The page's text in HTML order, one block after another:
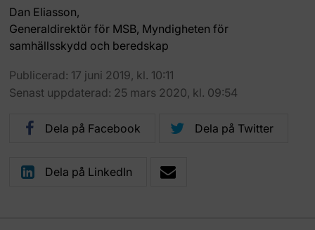
Dan Eliasson,
Generaldirektör för MSB, Myndigheten för
samhällsskydd och beredskap
Publicerad: 17 juni 2019, kl. 10:11
Senast uppdaterad: 25 mars 2020, kl. 09:54
Dela på Facebook Dela på Twitter
Dela på LinkedIn